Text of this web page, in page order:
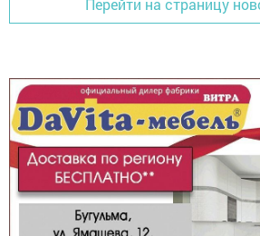
Перейти на страницу